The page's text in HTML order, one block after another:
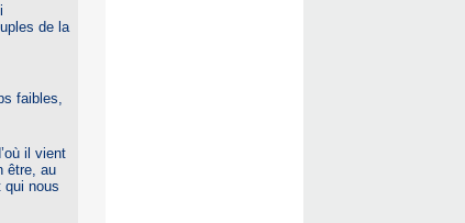
de la
faibles,
il vient
être, au
qui nous